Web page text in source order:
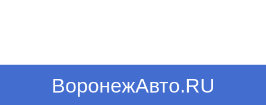
ВоронежАвто.RU